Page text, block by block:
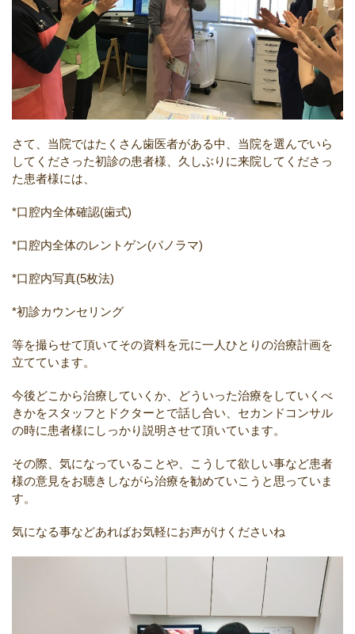
さて、当院ではたくさん歯医者がある中、当院を選んでいら
してくださった初診の患者様、久しぶりに来院してくださっ
た患者様には、
*口腔内全体確認(歯式)
*口腔内全体のレントゲン(パノラマ)
*口腔内写真(5枚法)
*初診カウンセリング
等を撮らせて頂いてその資料を元に一人ひとりの治療計画を
立てています。
今後どこから治療していくか、どういった治療をしていくべ
きかをスタッフとドクターとで話し合い、セカンドコンサル
の時に患者様にしっかり説明させて頂いています。
その際、気になっていることや、こうして欲しい事など患者
様の意見をお聴きしながら治療を勧めていこうと思っていま
す。
気になる事などあればお気軽にお声がけくださいね